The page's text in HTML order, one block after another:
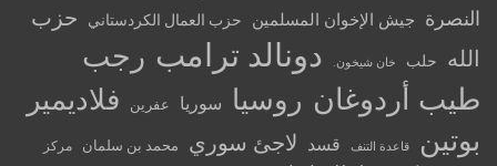
النصرة
جيش الإخوان المسلمين حزب العمال الكردستاني
حزب
الله
حلب خان شيخون. دونالد ترامب رجب
طيب أردوغان روسيا سوريا عفرين
فلاديمير
بوتين
قاعدة التنف قسد لاجئ سوري محمد بن سلمان مركز